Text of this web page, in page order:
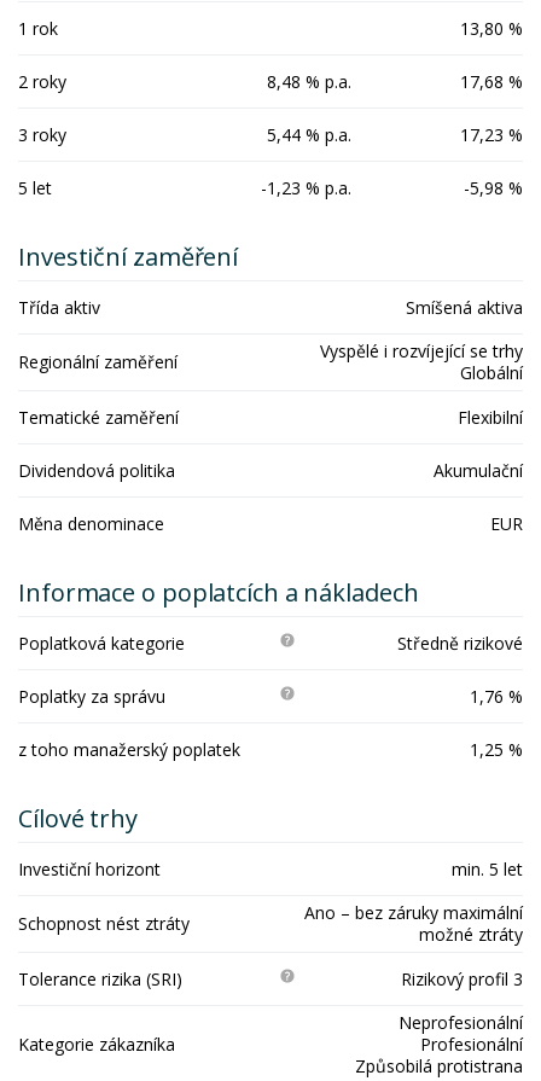
1 rok 13,80 %
2 roky 8,48 % p.a. 17,68 %
3 roky 5,44 % p.a. 17,23 %
5 let -1,23 % p.a. -5,98 %
Investiční zaměření
Třída aktiv Smíšená aktiva
Regionální zaměření
Vyspělé i rozvíjející se trhy
Globální
Tematické zaměření
Flexibilní
Dividendová politika Akumulační
Měna denominace EUR
Informace o poplatcích a nákladech
Poplatková kategorie Středně rizikové
Poplatky za správu 1,76 %
z toho manažerský poplatek 1,25 %
Cílové trhy
Investiční horizont min. 5 let
Schopnost nést ztráty
Ano – bez záruky maximální
možné ztráty
Tolerance rizika (SRI)
Rizikový profil 3
Kategorie zákazníka
Neprofesionální
Profesionální
Způsobilá protistrana